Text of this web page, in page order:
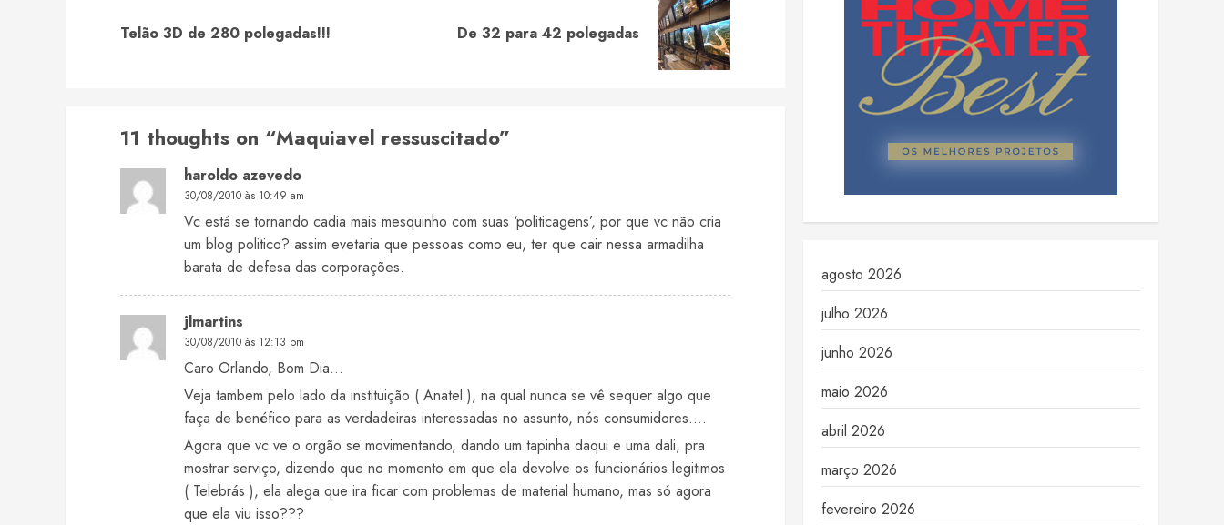
Previous
Telão 3D de 280 polegadas!!!
NextDe 32 para 42 polegadas
11 thoughts on “Maquiavel ressuscitado”
haroldo azevedo
30/08/2010 às 10:49 am
Vc está se tornando cadia mais mesquinho com suas ‘politicagens’, por que vc não cria
um blog politico? assim evetaria que pessoas como eu, ter que cair nessa armadilha
barata de defesa das corporações.
jlmartins
30/08/2010 às 12:13 pm
Caro Orlando, Bom Dia…
Veja tambem pelo lado da instituição ( Anatel ), na qual nunca se vê sequer algo que
faça de benéfico para as verdadeiras interessadas no assunto, nós consumidores….
Agora que vc ve o orgão se movimentando, dando um tapinha daqui e uma dali, pra
mostrar serviço, dizendo que no momento em que ela devolve os funcionários legitimos
( Telebrás ), ela alega que ira ficar com problemas de material humano, mas só agora
que ela viu isso???
agosto 2026
julho 2026
junho 2026
maio 2026
abril 2026
março 2026
fevereiro 2026